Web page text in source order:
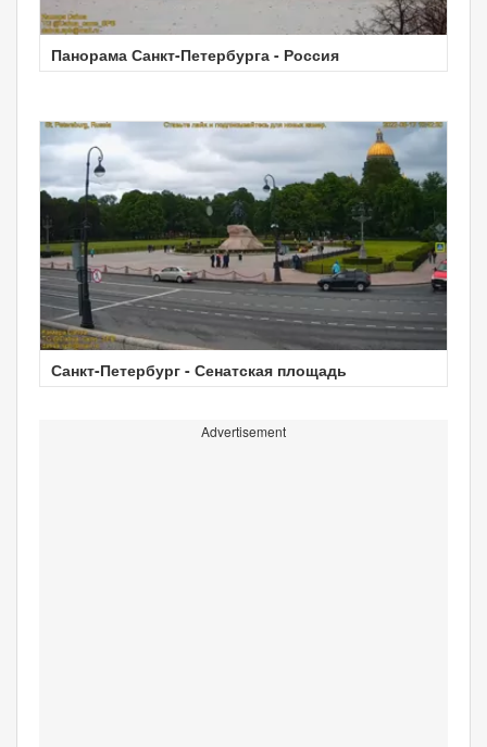
Панорама Санкт-Петербурга - Россия
Санкт-Петербург - Сенатская площадь
Advertisement